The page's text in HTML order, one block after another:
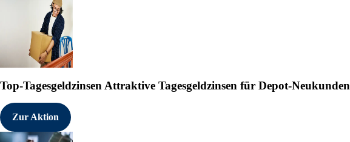
Top-Tagesgeldzinsen Attraktive Tagesgeldzinsen für Depot-Neukunden
Zur Aktion